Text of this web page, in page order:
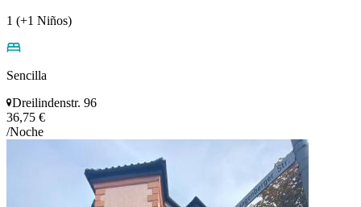
1 (+1 Niños)
Sencilla
Dreilindenstr. 96
36,75 €
/Noche